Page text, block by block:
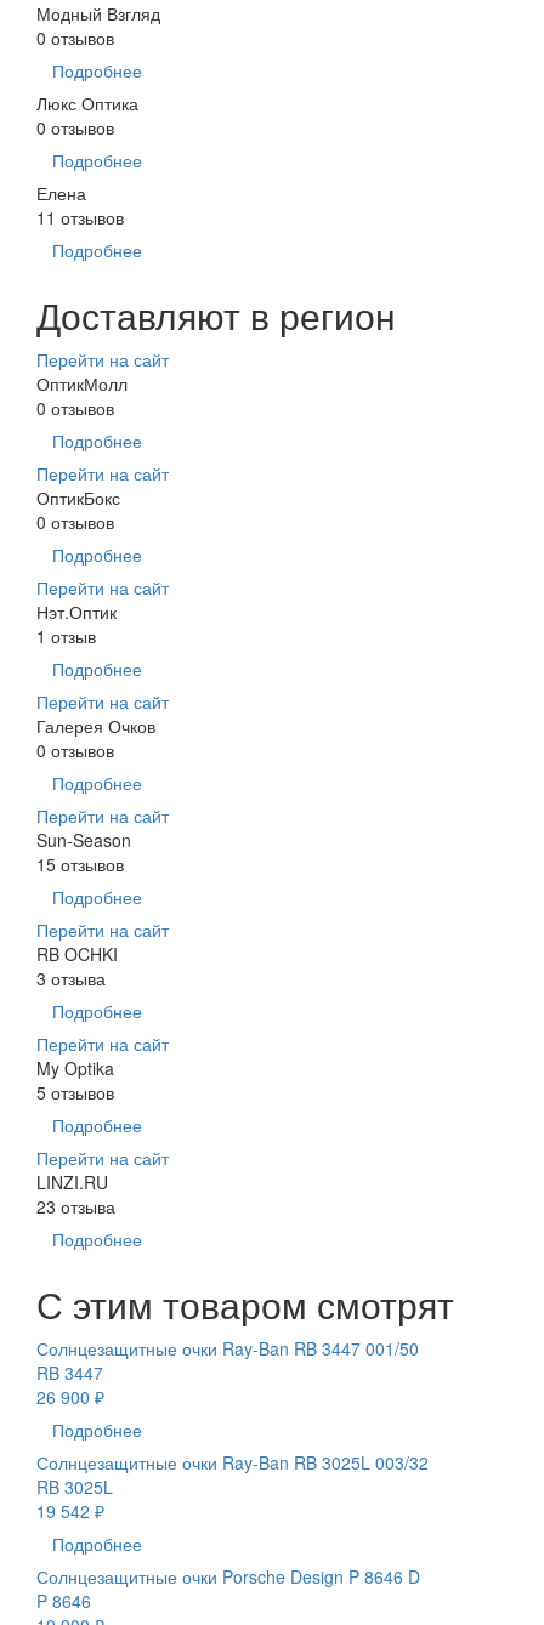
Модный Взгляд
0 отзывов
Подробнее
Люкс Оптика
0 отзывов
Подробнее
Елена
11 отзывов
Подробнее
Доставляют в регион
Перейти на сайт
ОптикМолл
0 отзывов
Подробнее
Перейти на сайт
ОптикБокс
0 отзывов
Подробнее
Перейти на сайт
Нэт.Оптик
1 отзыв
Подробнее
Перейти на сайт
Галерея Очков
0 отзывов
Подробнее
Перейти на сайт
Sun-Season
15 отзывов
Подробнее
Перейти на сайт
RB OCHKI
3 отзыва
Подробнее
Перейти на сайт
My Optika
5 отзывов
Подробнее
Перейти на сайт
LINZI.RU
23 отзыва
Подробнее
С этим товаром смотрят
Солнцезащитные очки Ray-Ban RB 3447 001/50
RB 3447
26 900 ₽
Подробнее
Солнцезащитные очки Ray-Ban RB 3025L 003/32
RB 3025L
19 542 ₽
Подробнее
Солнцезащитные очки Porsche Design P 8646 D
P 8646